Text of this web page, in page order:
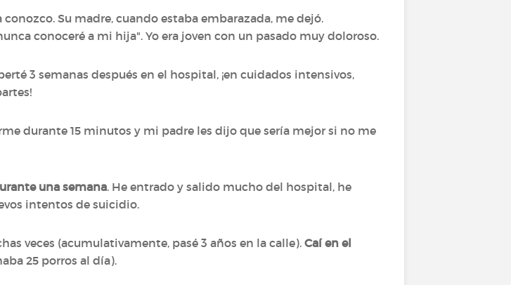
Su madre, cuando estaba embarazada, me dejó.
conoceré a mi hija". Yo era joven con un pasado muy doloroso.
3 semanas después en el hospital, ¡en cuidados intensivos,
durante 15 minutos y mi padre les dijo que sería mejor si no me
una semana. He entrado y salido mucho del hospital, he
intentos de suicidio.
veces (acumulativamente, pasé 3 años en la calle). Caí en el
25 porros al día).